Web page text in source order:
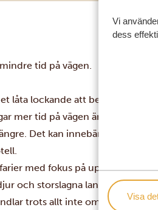
Vi
dess
Visa
tid på vägen.
låta lockande att besöka en ny
mer tid på vägen än ute i
Det kan innebära att du
med fokus på upplevelsen.
och storslagna landskap,
trots allt inte om att skynda